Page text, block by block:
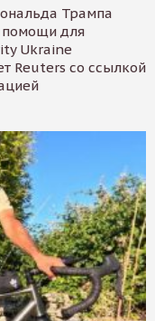
Трампа
помощи для
Ukraine
Reuters со ссылкой